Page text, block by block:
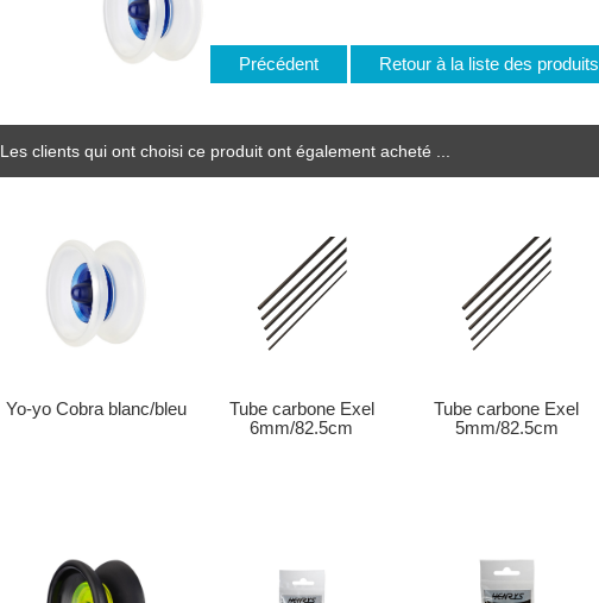
Précédent Retour à la liste des produits
Les clients qui ont choisi ce produit ont également acheté ...
Yo-yo Cobra blanc/bleu
Tube carbone Exel
6mm/82.5cm
Tube carbone Exel
5mm/82.5cm